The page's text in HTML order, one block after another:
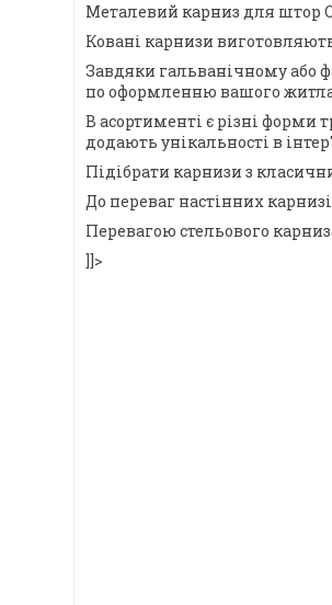
Металевий карниз для штор
Ковані карнизи
Завдяки гальванічному або
по оформленню вашого
В асортименті є різні форми
додають унікальності в
Підібрати карнизи з
До переваг настінних
Перевагою стельового
]]>